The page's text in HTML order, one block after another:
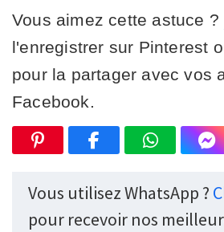
Vous aimez cette astuce ?
l'enregistrer sur Pinterest
pour la partager avec vos
Facebook.
Vous utilisez WhatsApp ?
pour recevoir nos